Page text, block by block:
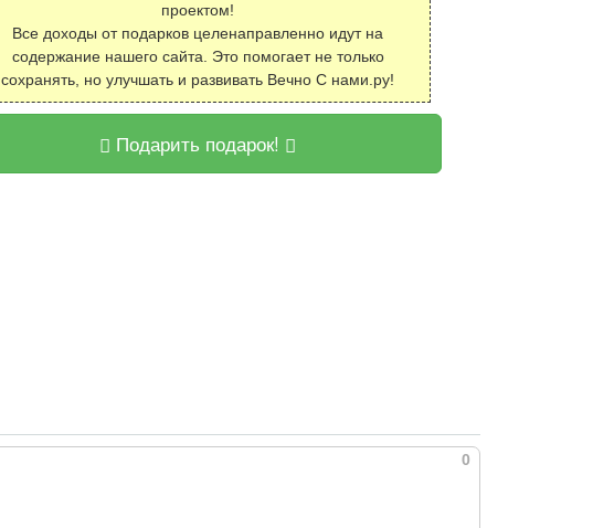
проектом!
Все доходы от подарков целенаправленно идут на
содержание нашего сайта. Это помогает не только
сохранять, но улучшать и развивать Вечно С нами.ру!
Подарить подарок!
0